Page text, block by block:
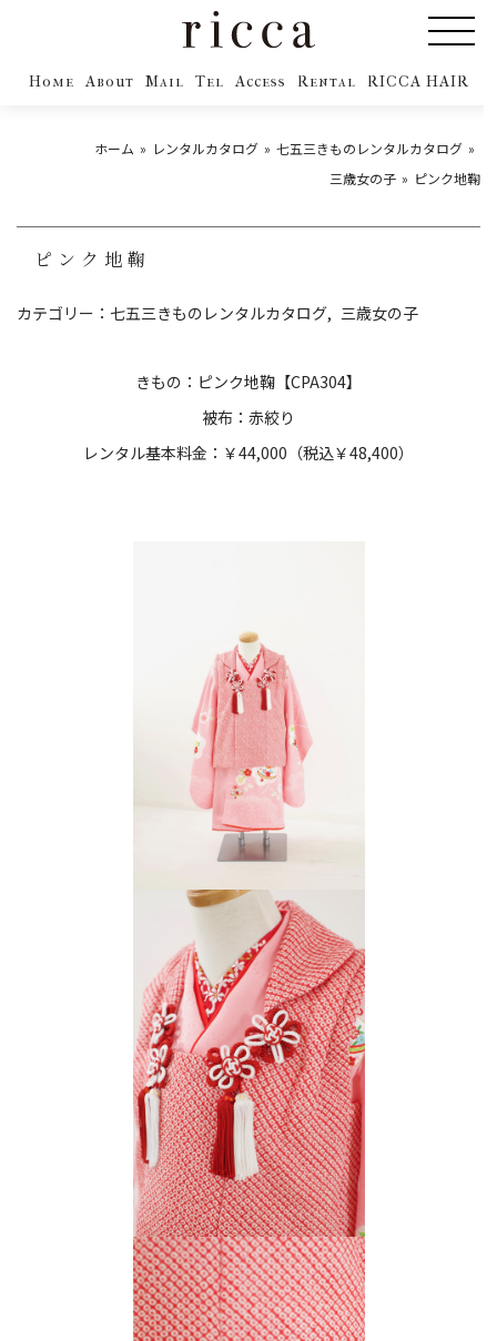
Home About Mail Tel Access Rental RICCA HAIR
ホーム レンタルカタログ
七五三きものレンタルカタログ
三歳女の子
ピンク地鞠
ピンク地鞠
カテゴリー： 七五三きものレンタルカタログ 三歳女の子
きもの：ピンク地鞠【CPA304】
被布：赤絞り
レンタル基本料金：￥44,000（税込￥48,400）